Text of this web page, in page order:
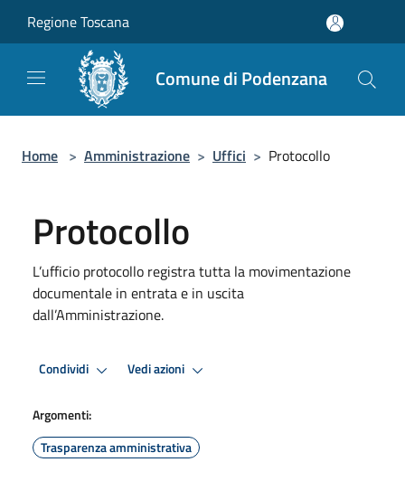
Regione Toscana
Comune di Podenzana
Home > Amministrazione > Uffici > Protocollo
Protocollo
L’ufficio protocollo registra tutta la movimentazione
documentale in entrata e in uscita
dall’Amministrazione.
Condividi Vedi azioni
Argomenti:
Trasparenza amministrativa